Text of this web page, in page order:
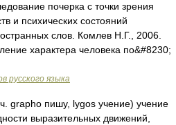
почерка с точки зрения
и психических состояний
слов. Комлев Н.Г., 2006.
характера человека по&#8230;
русского языка
grapho пишу, lуgos учение) учение
выразительных движений,